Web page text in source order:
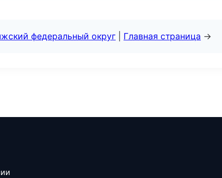
федеральный округ Главная страница →